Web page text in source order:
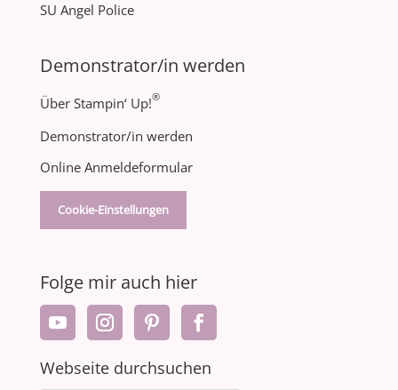
SU Angel Police
Demonstrator/in werden
Über Stampin‘ Up!®
Demonstrator/in werden
Online Anmeldeformular
Cookie-Einstellungen
Folge mir auch hier
Webseite durchsuchen